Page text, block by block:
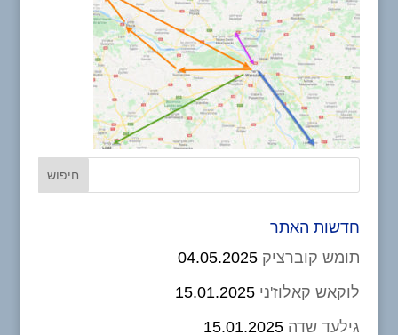
חדשות האתר
תומש קוברציק 04.05.2025
לוקאש קאלוז'ני 15.01.2025
גילעד שדה 15.01.2025